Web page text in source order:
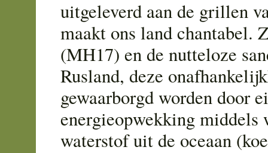
uitgeleverd aan de grillen
maakt ons land chantabel.
(MH17) en de nutteloze
Rusland, deze
gewaarborgd worden door
energieopwekking middels
waterstof uit de oceaan